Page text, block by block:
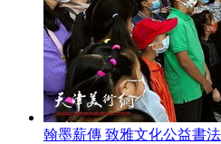
翰墨薪傳 致雅文化公益書